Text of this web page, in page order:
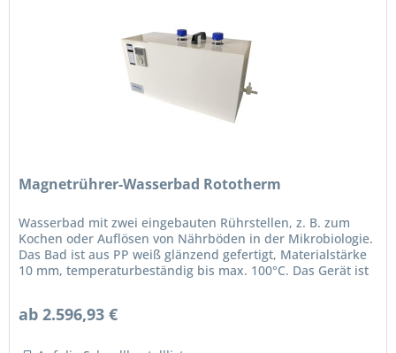
Magnetrührer-Wasserbad Rototherm
Wasserbad mit zwei eingebauten Rührstellen, z. B. zum
Kochen oder Auflösen von Nährböden in der Mikrobiologie.
Das Bad ist aus PP weiß glänzend gefertigt, Materialstärke
10 mm, temperaturbeständig bis max. 100°C. Das Gerät ist
ab 2.596,93 €